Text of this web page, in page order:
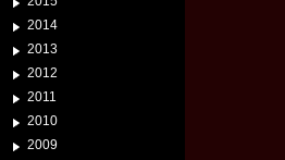
2014
2013
2012
2011
2010
2009